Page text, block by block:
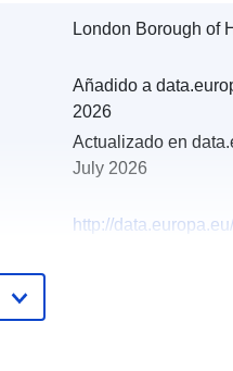
London Borough of
Añadido a
2026
Actualizado en
July 2026
http://